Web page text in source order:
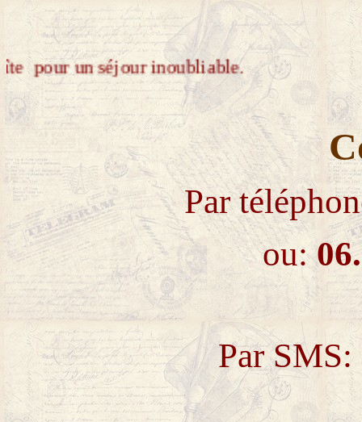
au gîte pour un séjour inoubliable.
Par
ou:
Par SMS: